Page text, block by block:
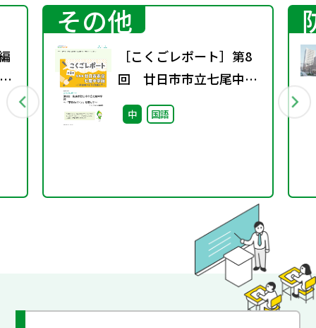
その他
［こくごレポート］第8
回 廿日市市立七尾中学
校～「平和のバトン」を
読んで～
中 国語